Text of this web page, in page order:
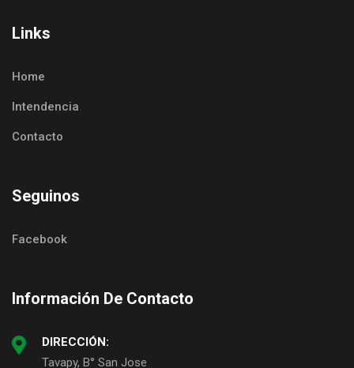
Links
Home
Intendencia
Contacto
Seguinos
Facebook
Información De Contacto
DIRECCIÓN:
Tavapy, B° San Jose